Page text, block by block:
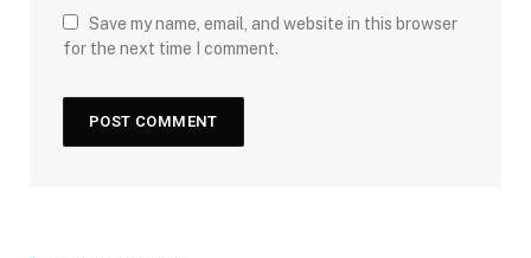
Save my name, email, and website in this browser
for the next time I comment.